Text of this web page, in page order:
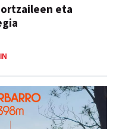
eta